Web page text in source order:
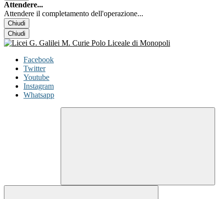
Attendere...
Attendere il completamento dell'operazione...
Chiudi
Chiudi
Facebook
Twitter
Youtube
Instagram
Whatsapp